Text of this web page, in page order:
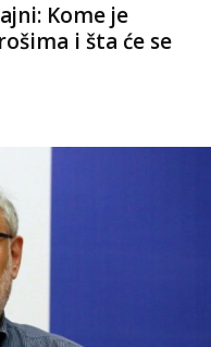
Kome je
i šta će se